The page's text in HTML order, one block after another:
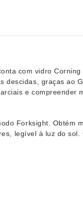
com vidro
descidas, graças ao
e compreender
Forksight. Obtém
legível à luz do